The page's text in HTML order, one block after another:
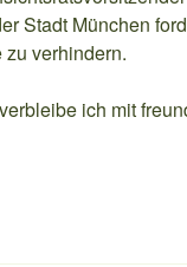
Stadt München
verhindern.
ich mit